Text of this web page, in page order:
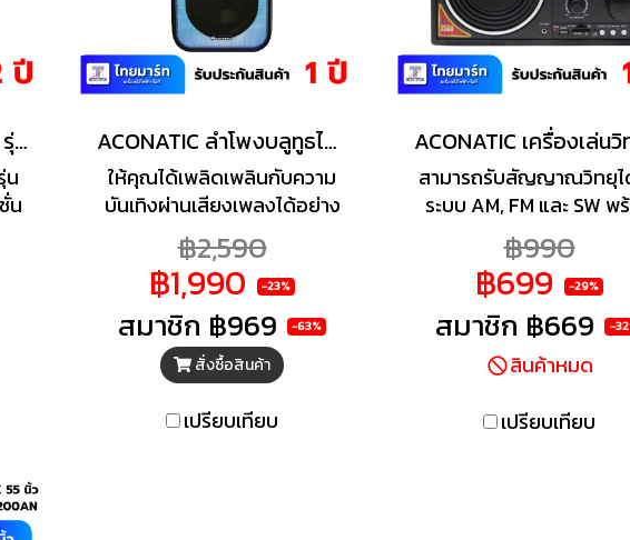
ACONATIC พัดลมไอเย็น รุ่น AN-ACC1180 ความจุน้ำ 11 ลิตร
น
น
ACONATIC ลำโพงบลูทูธไร้สาย รุ่น AN-SP151
ให้คุณได้เพลิดเพลินกับความ
บันเทิงผ่านเสียงเพลงได้อย่าง
เต็มที่ ด้วยลำโพงคุณภาพดีจาก
ACONATIC ให้ระบบเสียงร้อง
และเสียงดนตรีที่ดังชัด พร้อม
รองรับการฟังเพลงผ่าน FM
Radio และ Mp3 Player สนุก
ได้มากขึ้นด้วยแสงไฟ LED
อารมณ์ได้กับทุกจังหวะของ
฿2,590
฿1,990 -23%
สมาชิก ฿969 -63%
สั่งซื้อสินค้า
เปรียบเทียบ
สามารถรับสัญญาณวิทยุไ
ระบบ AM, FM และ SW พ
พอร์ต USB และช่องสำหรั
รองรับ SD Card / TF
แบตเตอรี่แบบรีชาร์จในตัว
พร้อมช่องใส่ถ่านแบบ D จำ
4 ก้อน
฿990
฿699 -29%
สมาชิก ฿669 -
สินค้าหมด
เปรียบเทียบ